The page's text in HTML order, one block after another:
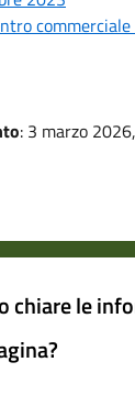
: 3 marzo
chiare le